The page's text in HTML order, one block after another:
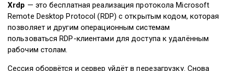
Xrdp — это бесплатная реализация протокола Microsoft
Remote Desktop Protocol (RDP) с открытым кодом, которая
позволяет и другим операционным системам
пользоваться RDP-клиентами для доступа к удалённым
рабочим столам.
Сессия оборвётся и сервер уйдёт в перезагрузку. Снова